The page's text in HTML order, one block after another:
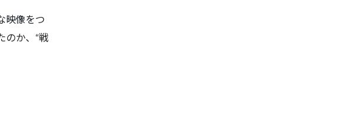
映像をつ
のか、“戦